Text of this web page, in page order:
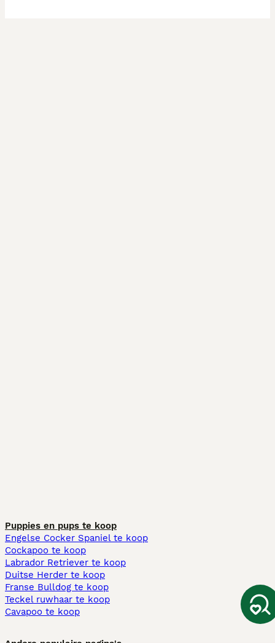
Puppies en pups te koop
Engelse Cocker Spaniel te koop
Cockapoo te koop
Labrador Retriever te koop
Duitse Herder te koop
Franse Bulldog te koop
Teckel ruwhaar te koop
Cavapoo te koop